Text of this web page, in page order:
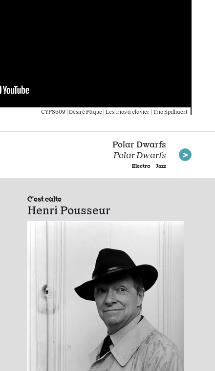
CYP8609 | Désiré Pâque | Les trios à clavier | Trio Spilliaert
Polar Dwarfs
Polar Dwarfs
Electro Jazz
C'est culte
Henri Pousseur